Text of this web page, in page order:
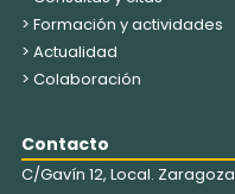
> Formación y actividades
> Actualidad
> Colaboración
Contacto
C/Gavín 12, Local. Zaragoza